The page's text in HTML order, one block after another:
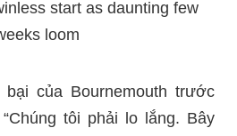
của Bournemouth trước
tôi phải lo lắng. Bây